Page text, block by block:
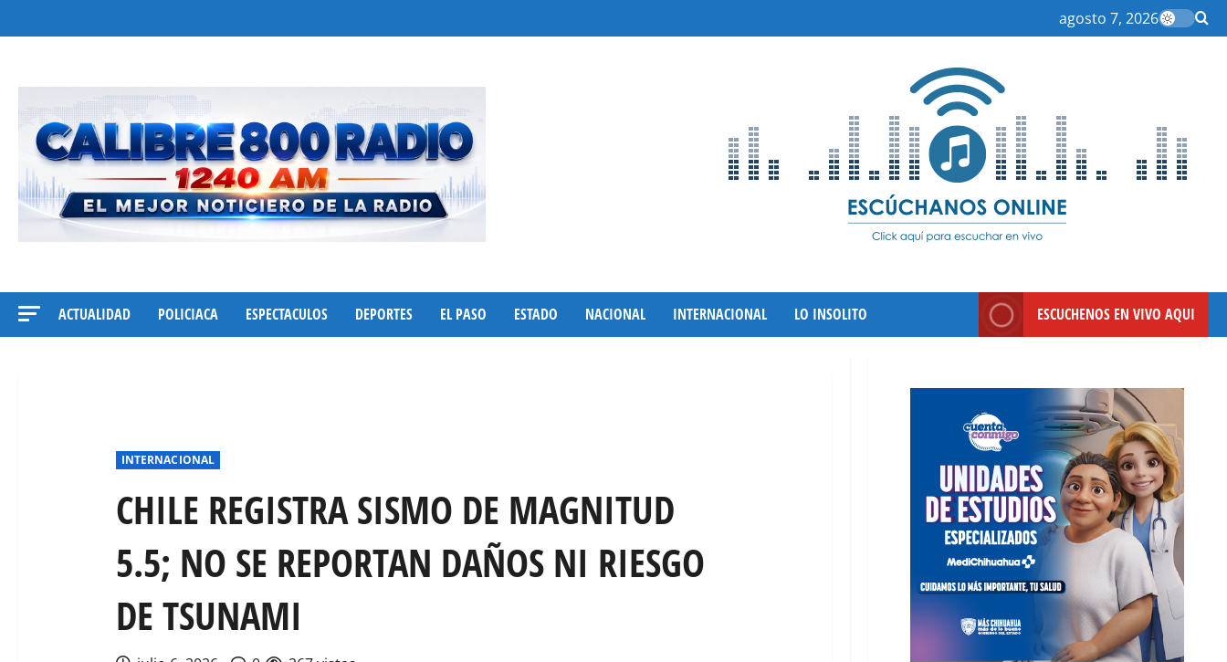
al
agosto 7, 2026
ACTUALIDAD POLICIACA ESPECTACULOS DEPORTES EL PASO ESTADO NACIONAL INTERNACIONAL LO INSOLITO ESCUCHENOS EN VIVO AQUI
INTERNACIONAL
CHILE REGISTRA SISMO DE MAGNITUD
5.5; NO SE REPORTAN DAÑOS NI RIESGO
DE TSUNAMI